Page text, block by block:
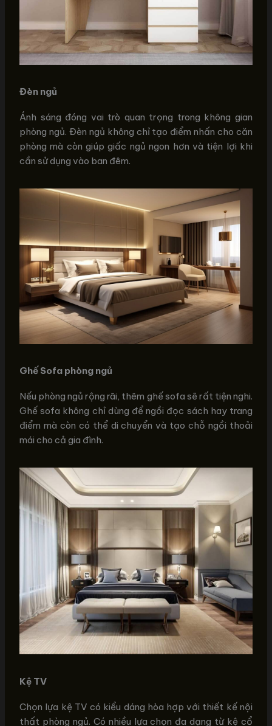
Đèn ngủ
Ánh sáng đóng vai trò quan trọng trong không gian
phòng ngủ. Đèn ngủ không chỉ tạo điểm nhấn cho căn
phòng mà còn giúp giấc ngủ ngon hơn và tiện lợi khi
cần sử dụng vào ban đêm.
Ghế Sofa phòng ngủ
Nếu phòng ngủ rộng rãi, thêm ghế sofa sẽ rất tiện nghi.
Ghế sofa không chỉ dùng để ngồi đọc sách hay trang
điểm mà còn có thể di chuyển và tạo chỗ ngồi thoải
mái cho cả gia đình.
Kệ TV
Chọn lựa kệ TV có kiểu dáng hòa hợp với thiết kế nội
thất phòng ngủ. Có nhiều lựa chọn đa dạng từ kệ cổ